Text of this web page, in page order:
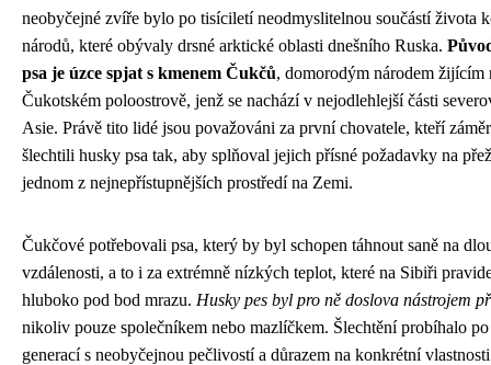
neobyčejné zvíře bylo po tisíciletí neodmyslitelnou součástí života
národů, které obývaly drsné arktické oblasti dnešního Ruska.
psa je úzce spjat s kmenem Čukčů, domorodým národem žijícím
Čukotském poloostrově, jenž se nachází v nejodlehlejší části
Asie. Právě tito lidé jsou považováni za první chovatele, kteří
šlechtili husky psa tak, aby splňoval jejich přísné požadavky na
jednom z nejnepřístupnějších prostředí na Zemi.
Čukčové potřebovali psa, který by byl schopen táhnout saně na
vzdálenosti, a to i za extrémně nízkých teplot, které na Sibiři
hluboko pod bod mrazu. Husky pes byl pro ně doslova nástrojem
nikoliv pouze společníkem nebo mazlíčkem. Šlechtění probíhalo
generací s neobyčejnou pečlivostí a důrazem na konkrétní